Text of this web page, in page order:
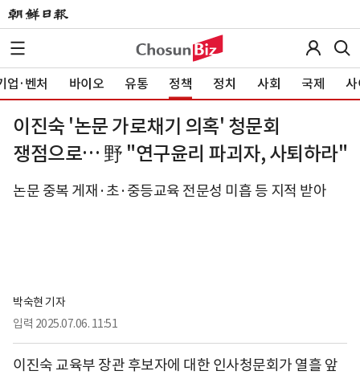
업·벤처 바이오 유통 정책 정치 사회 국제 사
이진숙 '논문 가로채기 의혹' 청문회
쟁점으로… 野 "연구윤리 파괴자, 사퇴하라"
논문 중복 게재·초·중등교육 전문성 미흡 등 지적 받아
박숙현 기자
입력 2025.07.06. 11:51
이진숙 교육부 장관 후보자에 대한 인사청문회가 열흘 앞